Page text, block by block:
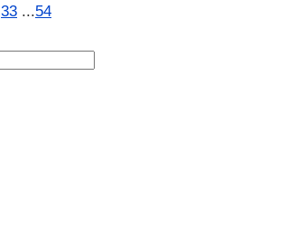
33 ...54